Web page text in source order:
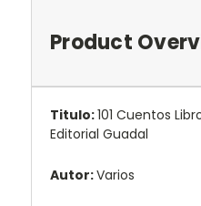
Product
Titulo:101 Cuentos
Editorial Guadal
Autor:Varios